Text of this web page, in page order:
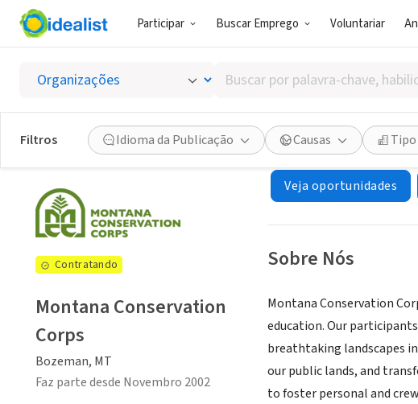
Participar Buscar Emprego Voluntariar
Buscar
por
palavra-
chave,
habilidades
ou
interesses
Filtros Idioma da Publicação Causas
Montana
Bozeman, MT|
Veja oportunidades
Sobre Nós
Montana Conservation
education. Our
breathtaking landscapes
our public lands, and
to foster personal and
Contratando
Montana Conservation
Corps
Bozeman, MT
Faz parte desde Novembro 2002